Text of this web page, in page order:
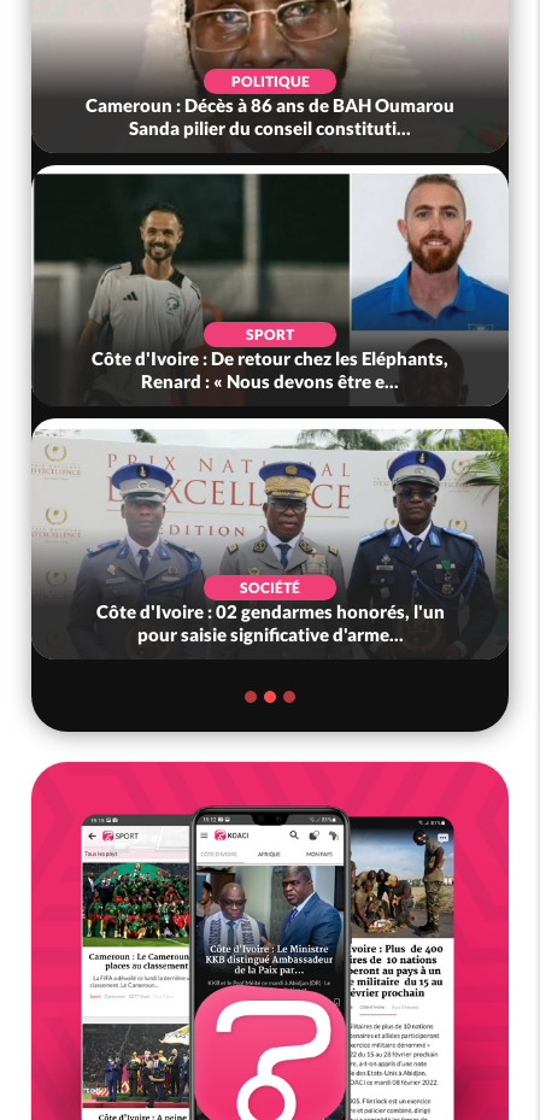
POLITIQUE
Cameroun : Décès à 86 ans de BAH Oumarou
Sanda pilier du conseil constituti...
SPORT
Côte d'Ivoire : De retour chez les Eléphants,
Renard : « Nous devons être e...
SOCIÉTÉ
Côte d'Ivoire : 02 gendarmes honorés, l'un
pour saisie significative d'arme...